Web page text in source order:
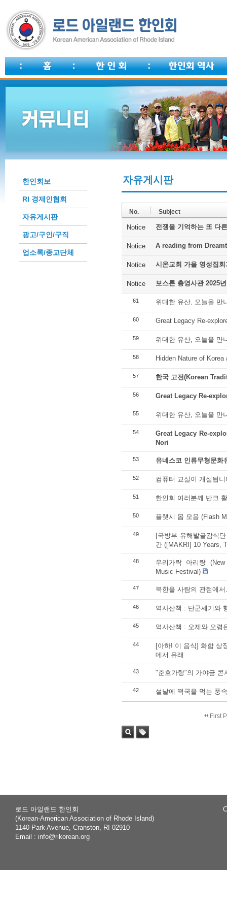
한인회보
RI 경제인협회
자유게시판
광고/구인/구직
업소록/종교단체
자유게시판
No. Subject
Notice 전쟁을 기억하는 또 다
Notice A reading from
Notice 시온교회 가을 영성집
Notice 보스톤 총영사관 2025
61 위대한 유산, 오늘을 만
60 Great Legacy Re-
59 위대한 유산, 오늘을 만
58 Hidden Nature of
57 한국 고전(Korean
56 Great Legacy Re-
55 위대한 유산, 오늘을 만
54
Great Legacy Re-
Nori
53 유네스코 인류무형문화
52 컴퓨터 교실이 개설됩니
51 한인회 여러분께 반크
50 플랫시 몹 모음 (Flash
49
[국방부 유해발굴감식
간 ([MAKRI] 10 Years,
48
우리가락 아리랑
Music Festival)
47 북한을 사람의 관점에
46 역사산책 : 단군세기와
45 역사산책 : 오제와 오령
44
[아하! 이 음식] 화합 상
데서 유래
43 "춘호가랑"의 가야금 콘
42 설날에 떡국을 먹는 풍속
First
로드 아일랜드 한인회
(Korean-American Association of Rhode Island)
1140 Park Avenue, Cranston, RI 02910
Email : info@rikorean.org